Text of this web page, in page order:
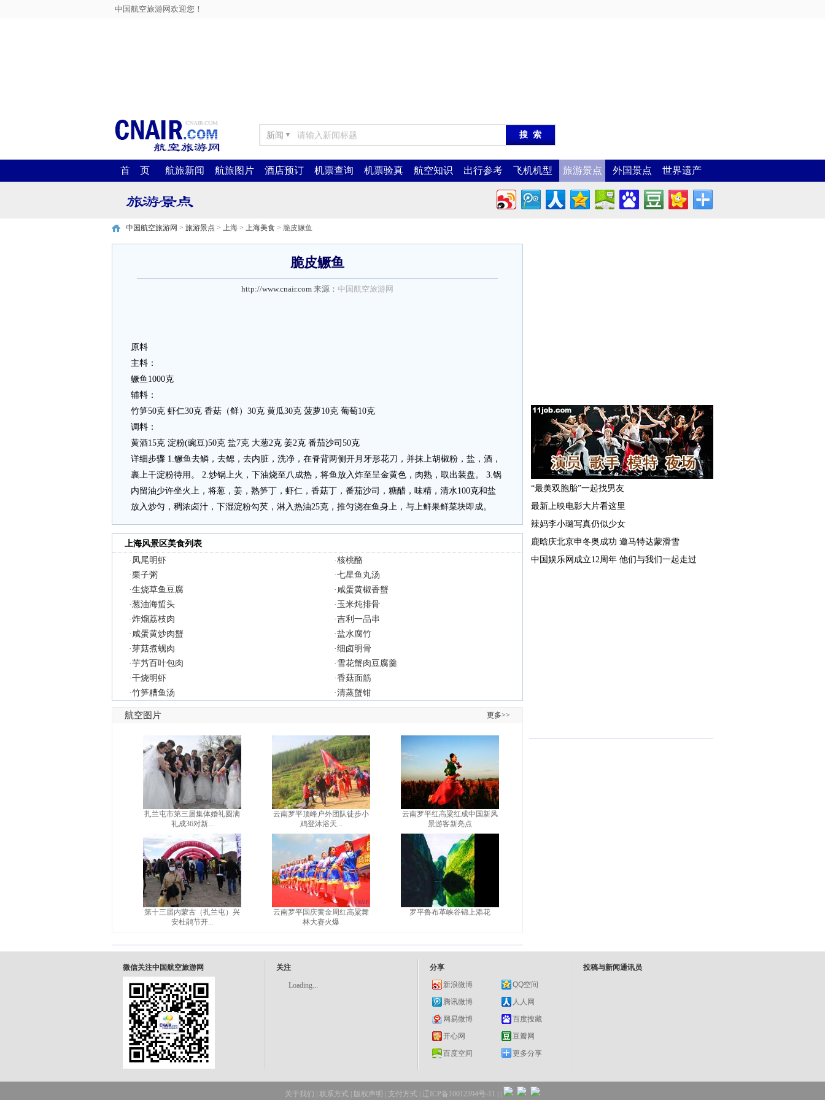
中国航空旅游网欢迎您！
新闻 ▼
首 页 航旅新闻 航旅图片 酒店预订 机票查询 机票验真 航空知识 出行参考 飞机机型 旅游景点 外国景点 世界遗产
中国航空旅游网 > 旅游景点 > 上海 > 上海美食 > 脆皮鳜鱼
脆皮鳜鱼
http://www.cnair.com 来源： 中国航空旅游网
原料
主料：
鳜鱼1000克
辅料：
竹笋50克 虾仁30克 香菇（鲜）30克 黄瓜30克 菠萝10克 葡萄10克
调料：
黄酒15克 淀粉(豌豆)50克 盐7克 大葱2克 姜2克 番茄沙司50克
详细步骤 1.鳜鱼去鳞，去鳃，去内脏，洗净，在脊背两侧开月牙形花刀，并抹上胡椒粉，盐，酒，
裹上干淀粉待用。 2.炒锅上火，下油烧至八成热，将鱼放入炸至呈金黄色，肉熟，取出装盘。 3.锅
内留油少许坐火上，将葱，姜，熟笋丁，虾仁，香菇丁，番茄沙司，糖醋，味精，清水100克和盐
放入炒匀，稠浓卤汁，下湿淀粉勾芡，淋入热油25克，推匀浇在鱼身上，与上鲜果鲜菜块即成。
上海风景区美食列表
· 凤尾明虾 ·核桃酪
·栗子粥 ·七星鱼丸汤
·生烧草鱼豆腐 · 咸蛋黄椒香蟹
·葱油海蜇头 · 玉米炖排骨
·炸熘荔枝肉 ·吉利一品串
· 咸蛋黄炒肉蟹 ·盐水腐竹
·芽菇煮蚬肉 ·细卤明骨
·芋艿百叶包肉 · 雪花蟹肉豆腐羹
·干烧明虾 ·香菇面筋
·竹笋糟鱼汤 ·清蒸蟹钳
航空图片 更多>>
扎兰屯市第三届集体婚礼圆满
礼成36对新...
第十三届内蒙古（扎兰屯）兴
安杜鹃节开...
云南罗平顶峰户外团队徒步小
鸡登沐浴天...
云南罗平国庆黄金周红高粱舞
林大赛火爆
云南罗平红高粱红成中国新风
景游客新亮点
罗平鲁布革峡谷锦上添花
微信关注中国航空旅游网 关注
Loading...
分享
新浪微博
QQ空间
腾讯微博
人人网
网易微博
百度搜藏
开心网
豆瓣网
百度空间
更多分享
投稿与新闻通讯员
关于我们 联系方式 版权声明 支付方式 | 辽ICP备10012394号-11 |